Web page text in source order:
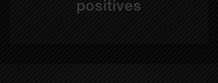
positives